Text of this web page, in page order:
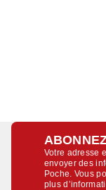
Votre adresse
envoyer des
Poche. Vous
plus